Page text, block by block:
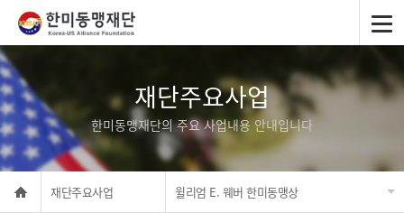
재단주요사업
한미동맹재단의 주요 사업내용 안내입니다
재단주요사업 윌리엄 E. 웨버 한미동맹상